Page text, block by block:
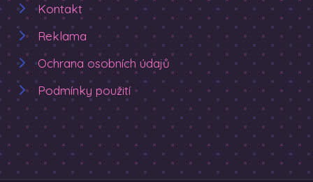
Kontakt
Reklama
Ochrana osobních údajů
Podmínky použití